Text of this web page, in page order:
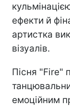
ефекти й
артистка
візуалів.
Пісня "Fire"
емоційним